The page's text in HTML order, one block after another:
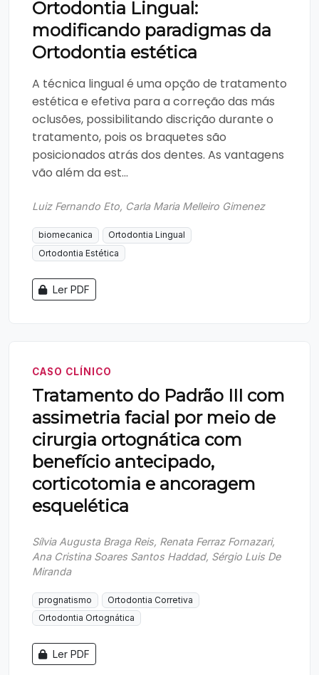
Ortodontia Lingual:
modificando paradigmas da
Ortodontia estética
A técnica lingual é uma opção de tratamento
estética e efetiva para a correção das más
oclusões, possibilitando discrição durante o
tratamento, pois os braquetes são
posicionados atrás dos dentes. As vantagens
vão além da est...
Luiz Fernando Eto, Carla Maria Melleiro Gimenez
biomecanica
Ortodontia Lingual
Ortodontia Estética
Ler PDF
CASO CLÍNICO
Tratamento do Padrão III com
assimetria facial por meio de
cirurgia ortognática com
benefício antecipado,
corticotomia e ancoragem
esquelética
Sílvia Augusta Braga Reis, Renata Ferraz Fornazari,
Ana Cristina Soares Santos Haddad, Sérgio Luis De
Miranda
prognatismo
Ortodontia Corretiva
Ortodontia Ortognática
Ler PDF